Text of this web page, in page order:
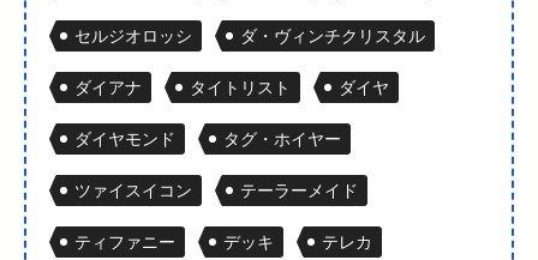
セルジオロッシ ダ・ヴィンチクリスタル
ダイアナ タイトリスト ダイヤ
ダイヤモンド タグ・ホイヤー
ツァイスイコン テーラーメイド
ティファニー デッキ テレカ